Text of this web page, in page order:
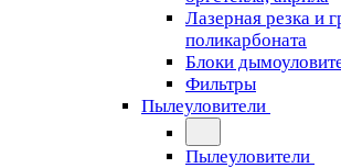
Лазерная резка и
поликарбоната
Блоки
Фильтры
Пылеуловители
Пылеуловители